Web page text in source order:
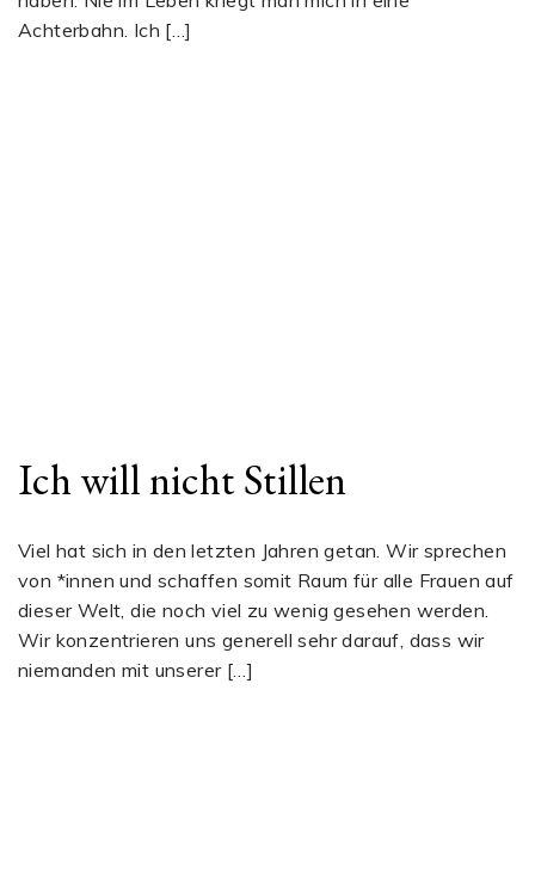
Achterbahn. Ich […]
Ich will nicht Stillen
Viel hat sich in den letzten Jahren getan. Wir sprechen
von *innen und schaffen somit Raum für alle Frauen auf
dieser Welt, die noch viel zu wenig gesehen werden.
Wir konzentrieren uns generell sehr darauf, dass wir
niemanden mit unserer […]